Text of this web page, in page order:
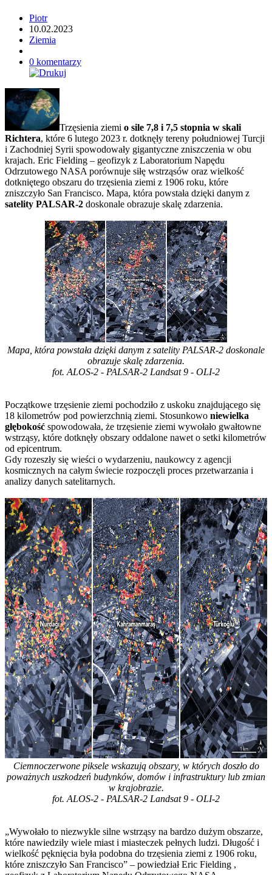
Piotr
10.02.2023
Ziemia
0 komentarzy
Trzęsienia ziemi o sile 7,8 i 7,5 stopnia w skali
Richtera, które 6 lutego 2023 r. dotknęły tereny południowej Turcji
i Zachodniej Syrii spowodowały gigantyczne zniszczenia w obu
krajach. Eric Fielding – geofizyk z Laboratorium Napędu
Odrzutowego NASA porównuje siłę wstrząsów oraz wielkość
dotkniętego obszaru do trzęsienia ziemi z 1906 roku, które
zniszczyło San Francisco. Mapa, która powstała dzięki danym z
satelity PALSAR-2 doskonale obrazuje skalę zdarzenia.
Mapa, która powstała dzięki danym z satelity PALSAR-2 doskonale
obrazuje skalę zdarzenia.
fot. ALOS-2 - PALSAR-2 Landsat 9 - OLI-2
Początkowe trzęsienie ziemi pochodziło z uskoku znajdującego się
18 kilometrów pod powierzchnią ziemi. Stosunkowo niewielka
głębokość spowodowała, że trzęsienie ziemi wywołało gwałtowne
wstrząsy, które dotknęły obszary oddalone nawet o setki kilometrów
od epicentrum.
Gdy rozeszły się wieści o wydarzeniu, naukowcy z agencji
kosmicznych na całym świecie rozpoczęli proces przetwarzania i
analizy danych satelitarnych.
Ciemnoczerwone piksele wskazują obszary, w których doszło do
poważnych uszkodzeń budynków, domów i infrastruktury lub zmian
w krajobrazie.
fot. ALOS-2 - PALSAR-2 Landsat 9 - OLI-2
„Wywołało to niezwykle silne wstrząsy na bardzo dużym obszarze,
które nawiedziły wiele miast i miasteczek pełnych ludzi. Długość i
wielkość pęknięcia była podobna do trzęsienia ziemi z 1906 roku,
które zniszczyło San Francisco” – powiedział Eric Fielding ,